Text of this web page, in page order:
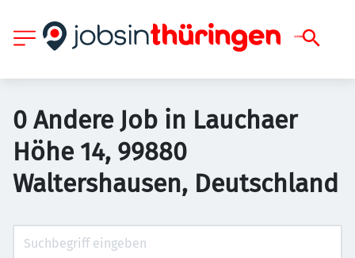
0 Andere Job in Lauchaer
Höhe 14, 99880
Waltershausen, Deutschland